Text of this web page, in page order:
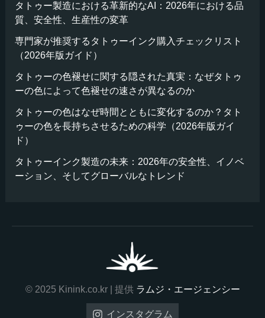
タトゥー製造における革新的なAI：2026年における品
質、安全性、生産性の変革
専門家が推奨するタトゥーインク購入チェックリスト
（2026年版ガイド）
タトゥーの色褪せに関する隠された真実：なぜタトゥ
ーの色によって色褪せの速さが異なるのか
タトゥーの色はなぜ時間とともに変化するのか？タト
ゥーの色を長持ちさせるための科学（2026年版ガイ
ド）
タトゥーインク製造の未来：2026年の安全性、イノベ
ーション、そしてグローバルなトレンド
© 2025 Kinink.co.kr | 提供 ラムジ・エージェンシー
インスタグラム